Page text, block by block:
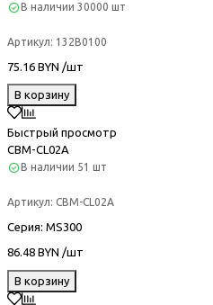
В наличии 30000 шт
Артикул: 132B0100
75.16 BYN /шт
В корзину
Быстрый просмотр
CBM-CL02A
В наличии 51 шт
Артикул: CBM-CL02A
Серия: MS300
86.48 BYN /шт
В корзину